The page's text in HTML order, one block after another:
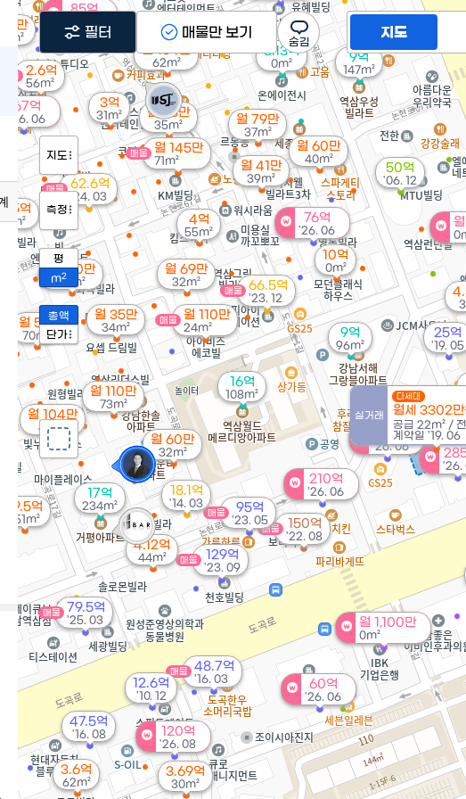
120억
'26. 08
월 35만
34m²
월 5만
70m²
월 60만
40m²
월 110만
73m²
월 41만
39m²
월 69만
32m²
월 73만
35m²
월 154만
62m²
4만
79.5억
'25. 03
매물
129억
'23. 09
매물
150억
'22. 08
매물
210억
'26. 06
95억
'23. 05
매물
'26.
229억
'26. 06
76억
'26. 06
66.5억
'23. 12
매물
월 145만
71m²
매물
62.6억
'24. 03
매물
2.6억
56m²
매물
67억
'26. 06
85억
60억
'26. 06
월 104만
46m²
48.7억
'16. 03
매물
17억
234m²
월 110만
24m²
매물
월 79만
37m²
월 60만
32m²
3.6억
62m²
월 150만
68m²
29.5억
251m²
억
월 1,100만
0m²
9억
96m²
16억
108m²
3억
31m²
4.12억
44m²
3.69억
30m²
9억
147m²
4억
55m²
실거래
다세대
월세 3302
공급 22m² /
계약일 '19. 06
25억
'19. 05
10억
0m²
47.5억
'16. 08
8.13억
0m²
18.1억
'14. 03
12.6억
'10. 12
50억
'06. 12
지도
지도
측정
평
m2
총액
단가
필터 매물만 보기